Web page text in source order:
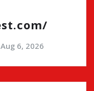
Aug 6, 2026